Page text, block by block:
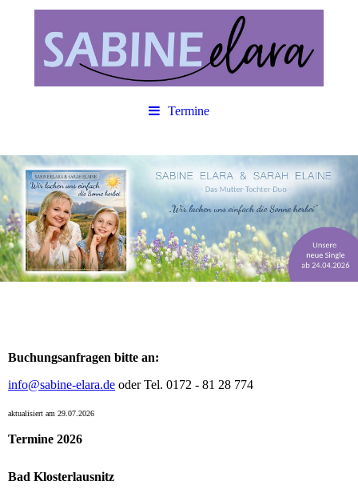
Termine
Buchungsanfragen bitte an:
info@sabine-elara.de oder Tel. 0172 - 81 28 774
aktualisiert am 29.07.2026
Termine 2026
Bad Klosterlausnitz